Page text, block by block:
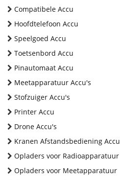
Compatibele Accu
Hoofdtelefoon Accu
Speelgoed Accu
Toetsenbord Accu
Pinautomaat Accu
Meetapparatuur Accu's
Stofzuiger Accu's
Printer Accu
Drone Accu's
Kranen Afstandsbediening Accu
Opladers voor Radioapparatuur
Opladers voor Meetapparatuur